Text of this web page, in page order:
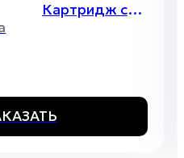
Картридж сверхвысокой емкости, 20 000 страниц, арт. FP-42STB20